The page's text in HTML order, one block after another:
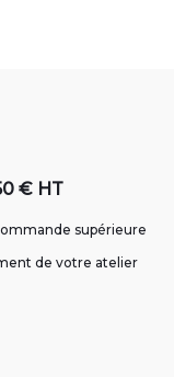
€ HT
supérieure
de votre atelier